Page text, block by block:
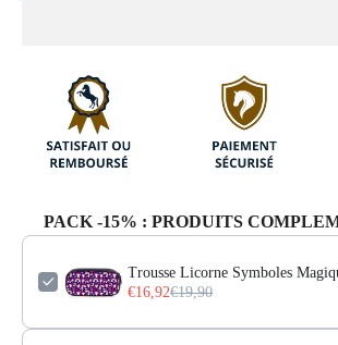
PACK -15% : PRODUITS
Trousse Licorne Symboles
€16,92€19,90